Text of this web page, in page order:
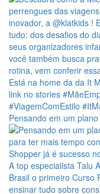
Pensando em um